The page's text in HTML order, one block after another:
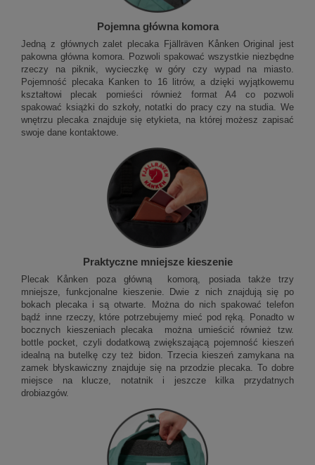
Pojemna główna komora
Jedną z głównych zalet plecaka Fjällräven Kånken Original jest
pakowna główna komora. Pozwoli spakować wszystkie niezbędne
rzeczy na piknik, wycieczkę w góry czy wypad na miasto.
Pojemność plecaka Kanken to 16 litrów, a dzięki wyjątkowemu
kształtowi plecak pomieści również format A4 co pozwoli
spakować książki do szkoły, notatki do pracy czy na studia. We
wnętrzu plecaka znajduje się etykieta, na której możesz zapisać
swoje dane kontaktowe.
Praktyczne mniejsze kieszenie
Plecak Kånken poza główną komorą, posiada także trzy
mniejsze, funkcjonalne kieszenie. Dwie z nich znajdują się po
bokach plecaka i są otwarte. Można do nich spakować telefon
bądź inne rzeczy, które potrzebujemy mieć pod ręką. Ponadto w
bocznych kieszeniach plecaka można umieścić również tzw.
bottle pocket, czyli dodatkową zwiększającą pojemność kieszeń
idealną na butelkę czy też bidon. Trzecia kieszeń zamykana na
zamek błyskawiczny znajduje się na przodzie plecaka. To dobre
miejsce na klucze, notatnik i jeszcze kilka przydatnych
drobiazgów.